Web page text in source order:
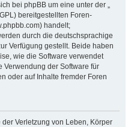
bei phpBB um eine unter der „
bereitgestellten Foren-
handelt;
durch die deutschsprachige
Verfügung gestellt. Beide haben
wie die Software verwendet
Verwendung der Software für
oder auf Inhalte fremder Foren
Verletzung von Leben, Körper